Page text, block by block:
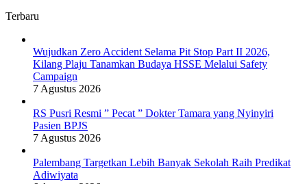
Terbaru
Wujudkan Zero Accident Selama Pit Stop Part II 2026,
Kilang Plaju Tanamkan Budaya HSSE Melalui Safety
Campaign
7 Agustus 2026
RS Pusri Resmi ” Pecat ” Dokter Tamara yang Nyinyiri
Pasien BPJS
7 Agustus 2026
Palembang Targetkan Lebih Banyak Sekolah Raih Predikat
Adiwiyata